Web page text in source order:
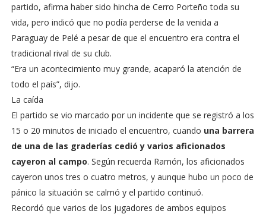
partido, afirma haber sido hincha de Cerro Porteño toda su
vida, pero indicó que no podía perderse de la venida a
Paraguay de Pelé a pesar de que el encuentro era contra el
tradicional rival de su club.
“Era un acontecimiento muy grande, acaparó la atención de
todo el país”, dijo.
La caída
El partido se vio marcado por un incidente que se registró a los
15 o 20 minutos de iniciado el encuentro, cuando una barrera
de una de las graderías cedió y varios aficionados
cayeron al campo. Según recuerda Ramón, los aficionados
cayeron unos tres o cuatro metros, y aunque hubo un poco de
pánico la situación se calmó y el partido continuó.
Recordó que varios de los jugadores de ambos equipos